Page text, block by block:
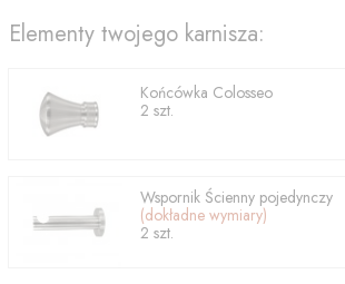
Elementy twojego karnisza:
Końcówka Colosseo
2 szt.
Wspornik Ścienny pojedynczy
(dokładne wymiary)
2 szt.